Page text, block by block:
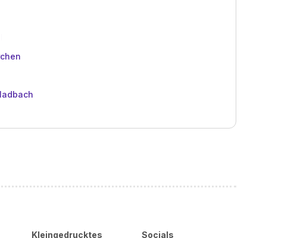
Kleingedrucktes Socials